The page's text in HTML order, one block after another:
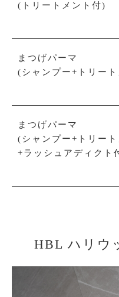
(トリートメント付)
まつげパーマ
(シャンプー+トリー
まつげパーマ
(シャンプー+トリート
+ラッシュアディクト
HBL ハリウ